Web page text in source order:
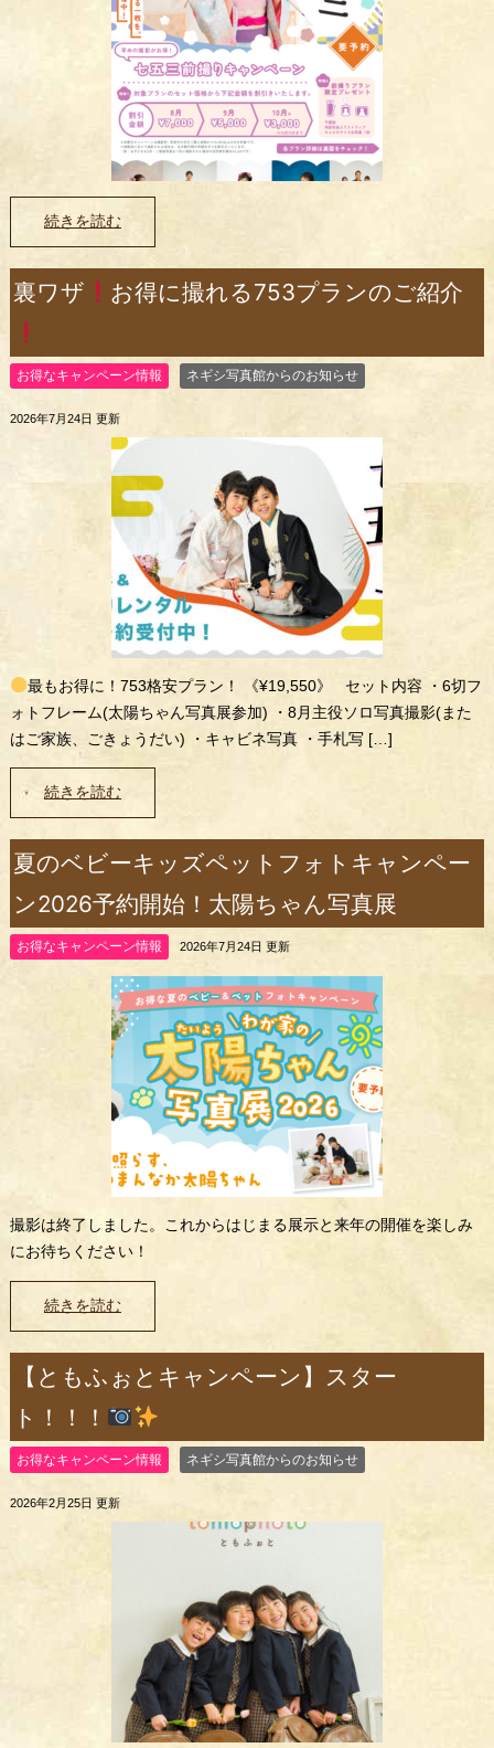
続きを読む
裏ワザ お得に撮れる753プランのご紹介
お得なキャンペーン情報 ネギシ写真館からのお知らせ
2026年7月24日 更新
最もお得に！753格安プラン！ 《¥19,550》 セット内容 ・6切フ
ォトフレーム(太陽ちゃん写真展参加) ・8月主役ソロ写真撮影(また
はご家族、ごきょうだい) ・キャビネ写真 ・手札写 […]
続きを読む
夏のベビーキッズペットフォトキャンペー
ン2026予約開始！太陽ちゃん写真展
お得なキャンペーン情報 2026年7月24日 更新
撮影は終了しました。これからはじまる展示と来年の開催を楽しみ
にお待ちください！
続きを読む
【ともふぉとキャンペーン】スター
ト！！！
お得なキャンペーン情報 ネギシ写真館からのお知らせ
2026年2月25日 更新